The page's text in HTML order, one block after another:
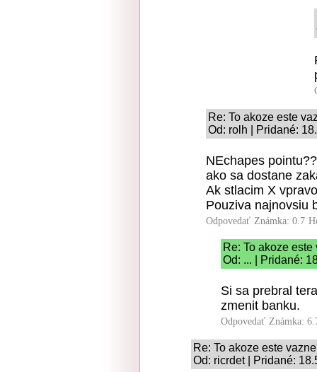
Re: To akoze este
Od: rolh | Pridané:
NEchapes
ako sa dostane
Ak stlacim X
Pouziva najnovsiu
Odpovedať Známka: 0.7
Re: To akoze
Od: ... | Pridané:
Si sa prebral
zmenit banku.
Odpovedať Známka:
Re: To akoze este
Od: ricrdet | Pridané: